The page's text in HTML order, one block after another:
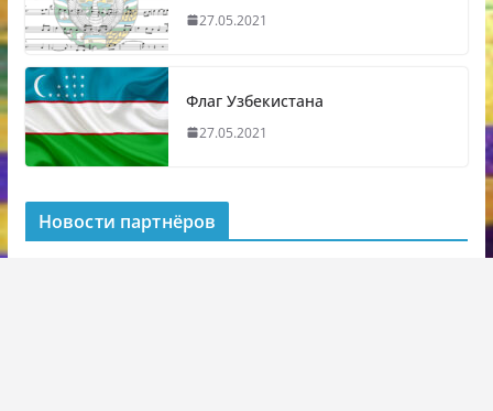
27.05.2021
Флаг Узбекистана
27.05.2021
Новости партнёров